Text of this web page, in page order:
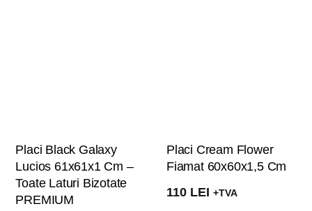
Placi Black Galaxy
Lucios 61x61x1 Cm –
Toate Laturi Bizotate
PREMIUM
Placi Cream Flower
Fiamat 60x60x1,5 Cm
110 LEI +TVA